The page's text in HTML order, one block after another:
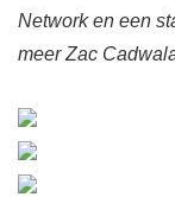
Network en een
meer Zac